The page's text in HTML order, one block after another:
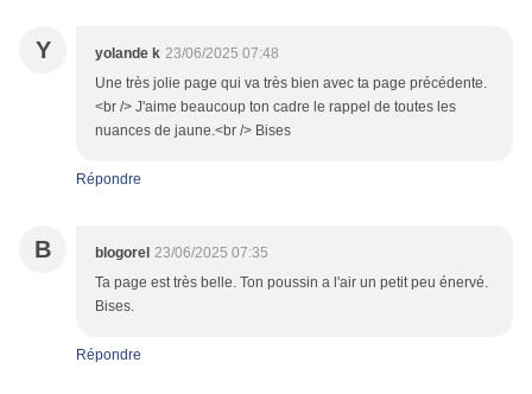
Y yolande k 23/06/2025 07:48
Une très jolie page qui va très bien avec ta page précédente.
<br /> J'aime beaucoup ton cadre le rappel de toutes les
nuances de jaune.<br /> Bises
Répondre
B blogorel 23/06/2025 07:35
Ta page est très belle. Ton poussin a l'air un petit peu énervé.
Bises.
Répondre